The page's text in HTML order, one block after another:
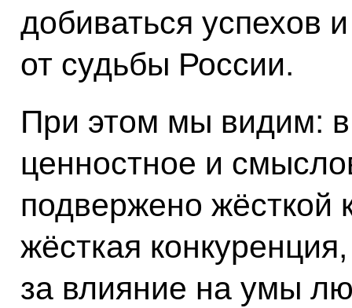
добиваться успехов
от судьбы России.
При этом мы видим:
ценностное и
подвержено жёсткой
жёсткая
за влияние на умы